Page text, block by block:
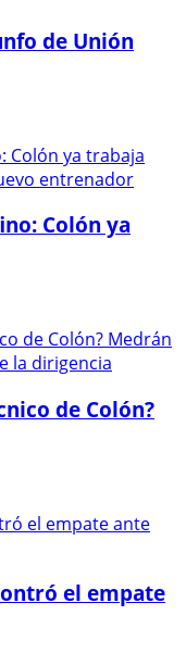
de Unión
Colón ya
de Colón?
el empate